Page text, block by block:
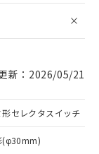
新：2026/05/21
形セレクタスイッチ
(φ30mm)